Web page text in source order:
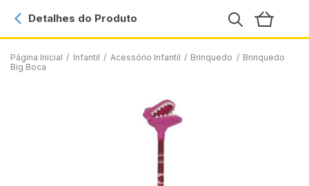
Página Inicial / Infantil / Acessório Infantil / Brinquedo / Brinquedo
Big Boca
Detalhes do Produto